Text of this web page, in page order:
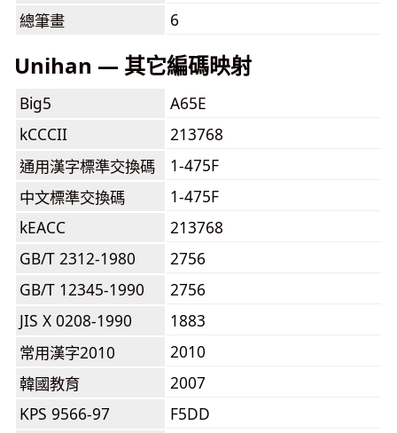
總筆畫
6
Unihan — 其它編碼映射
Big5
A65E
kCCCII
213768
通用漢字標準交換碼
1-475F
中文標準交換碼
1-475F
kEACC
213768
GB/T 2312-1980
2756
GB/T 12345-1990
2756
JIS X 0208-1990
1883
常用漢字2010
2010
韓國教育
2007
KPS 9566-97
F5DD